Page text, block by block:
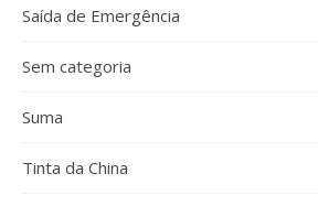
Saída de Emergência
Sem categoria
Suma
Tinta da China